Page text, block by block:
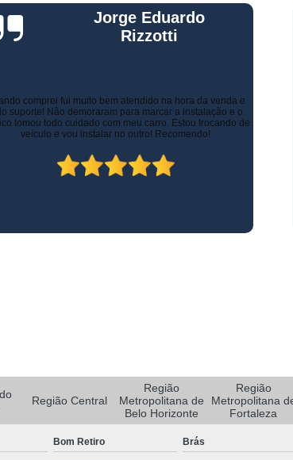
Rastreador de Carro e Moto
Rastreador de Veiculos Portatil
Rastreador para Colocar em
Rastreador Portátil para Veículos
Gps Veicular Rastreador
Rastreador e Bloqueador Automotivo
Rastreador para Caminhão
Rastreador Satelital para Caminhões
Rastreamento de Caminhão Via Satélite
Gustavo Leone
as entregas tanto urbanas como no Estado de Minas
Contratamos os serviços de rastreamento e logística.
já economizamos com os custos com seguros.
contamos com diversos recursos que tornam as
Região Central
Região
Metropolitana de
Belo Horizonte
Região
Metropolitana
Fortaleza
Bom Retiro Brás